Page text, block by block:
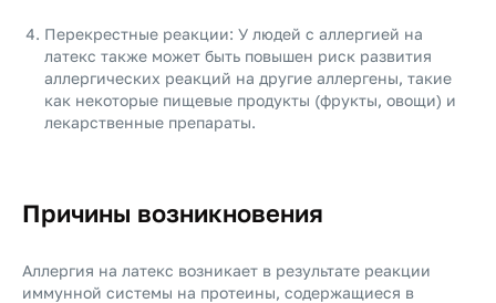
Перекрестные реакции: У людей с аллергией на
латекс также может быть повышен риск развития
аллергических реакций на другие аллергены, такие
как некоторые пищевые продукты (фрукты, овощи) и
лекарственные препараты.
Причины возникновения
Аллергия на латекс возникает в результате реакции
иммунной системы на протеины, содержащиеся в